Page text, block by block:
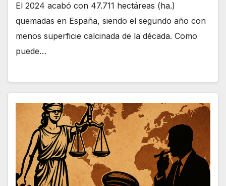
El 2024 acabó con 47.711 hectáreas (ha.)
quemadas en España, siendo el segundo año con
menos superficie calcinada de la década. Como
puede…